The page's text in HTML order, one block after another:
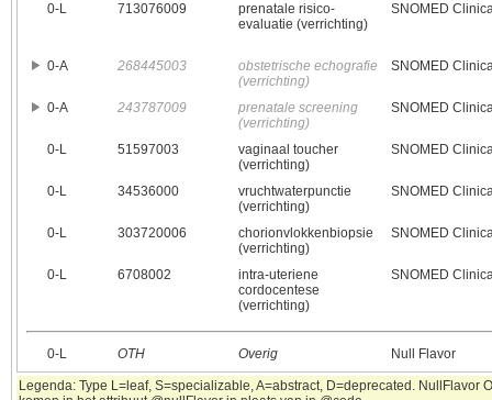
0‑L 713076009
prenatale risico-
evaluatie (verrichting)
SNOMED
0‑A 268445003
obstetrische echografie
(verrichting)
SNOMED
0‑A 243787009
prenatale screening
(verrichting)
SNOMED
0‑L 51597003
vaginaal toucher
(verrichting)
SNOMED
0‑L 34536000
vruchtwaterpunctie
(verrichting)
SNOMED
0‑L 303720006
chorionvlokkenbiopsie
(verrichting)
SNOMED
0‑L 6708002
intra-uteriene
cordocentese
(verrichting)
SNOMED
0‑L OTH Overig Null Flavor
Legenda: Type L=leaf, S=specializable, A=abstract, D=deprecated.